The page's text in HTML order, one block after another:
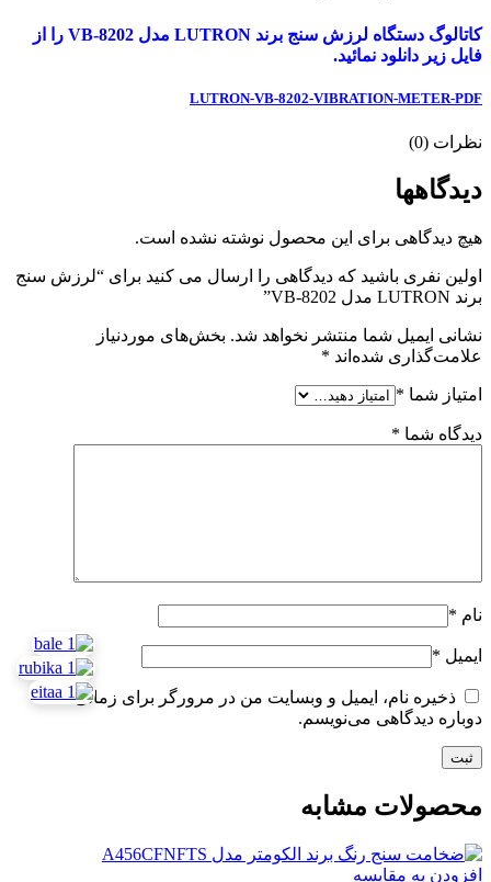
کاتالوگ دستگاه لرزش سنج برند LUTRON مدل VB-8202 را از
فایل زیر دانلود نمائید.
LUTRON-VB-8202-VIBRATION-METER-PDF
نظرات (0)
دیدگاهها
هیچ دیدگاهی برای این محصول نوشته نشده است.
اولین نفری باشید که دیدگاهی را ارسال می کنید برای “لرزش سنج
برند LUTRON مدل VB-8202”
نشانی ایمیل شما منتشر نخواهد شد. بخش‌های موردنیاز
علامت‌گذاری شده‌اند *
امتیاز شما *
دیدگاه شما *
نام *
ایمیل *
ذخیره نام، ایمیل و وبسایت من در مرورگر برای زمانی که
دوباره دیدگاهی می‌نویسم.
محصولات مشابه
افزودن به مقایسه